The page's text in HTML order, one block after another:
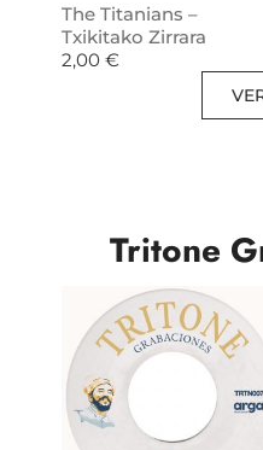
The Titanians –
Txikitako Zirrara
2,00 €
Tritone